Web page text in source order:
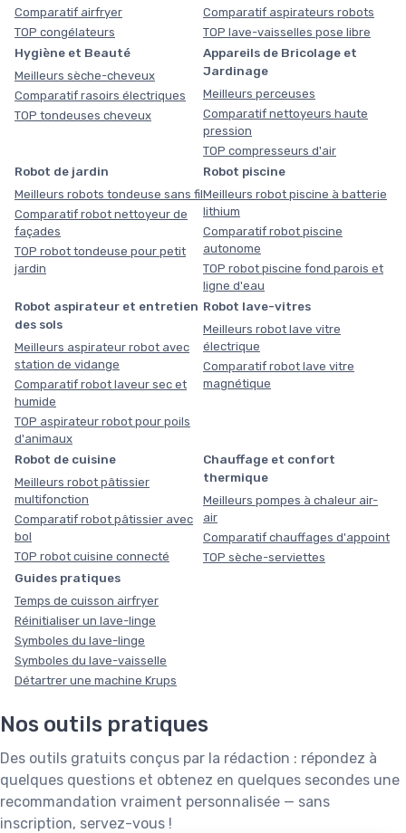
Comparatif airfryer
TOP congélateurs
Comparatif aspirateurs robots
TOP lave-vaisselles pose libre
Hygiène et Beauté
Meilleurs sèche-cheveux
Comparatif rasoirs électriques
TOP tondeuses cheveux
Appareils de Bricolage et
Jardinage
Meilleurs perceuses
Comparatif nettoyeurs haute
pression
TOP compresseurs d'air
Robot de jardin
Meilleurs robots tondeuse sans fil
Comparatif robot nettoyeur de
façades
TOP robot tondeuse pour petit
jardin
Robot piscine
Meilleurs robot piscine à batterie
lithium
Comparatif robot piscine
autonome
TOP robot piscine fond parois et
ligne d'eau
Robot aspirateur et entretien
des sols
Meilleurs aspirateur robot avec
station de vidange
Comparatif robot laveur sec et
humide
TOP aspirateur robot pour poils
d'animaux
Robot lave-vitres
Meilleurs robot lave vitre
électrique
Comparatif robot lave vitre
magnétique
Robot de cuisine
Meilleurs robot pâtissier
multifonction
Comparatif robot pâtissier avec
bol
TOP robot cuisine connecté
Chauffage et confort
thermique
Meilleurs pompes à chaleur air-
air
Comparatif chauffages d'appoint
TOP sèche-serviettes
Guides pratiques
Temps de cuisson airfryer
Réinitialiser un lave-linge
Symboles du lave-linge
Symboles du lave-vaisselle
Détartrer une machine Krups
Nos outils pratiques
Des outils gratuits conçus par la rédaction : répondez à
quelques questions et obtenez en quelques secondes une
recommandation vraiment personnalisée — sans
inscription, servez-vous !